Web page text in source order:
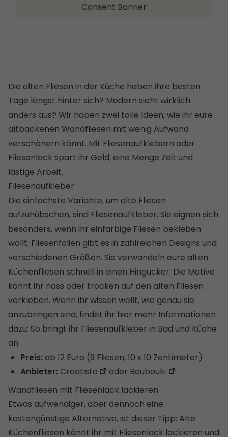
Consent Banner
Die alten Fliesen in der Küche haben ihre besten
Tage längst hinter sich? Modern sieht wirklich
anders aus? Wir haben zwei tolle Ideen, wie ihr eure
altbackenen Wandfliesen mit wenig Aufwand
verschönern könnt. Mit Fliesenaufklebern oder
Fliesenlack spart ihr Geld, eine Menge Zeit und
lästige Arbeit.
Fliesenaufkleber
Die einfachste Variante, um alte Fliesen
aufzuhübschen, sind Fliesenaufkleber. Sie eignen sich
besonders, wenn ihr einfarbige Fliesen bekleben
wollt. Fliesenfolien gibt es in zahlreichen Designs und
verschiedenen Größen. Sie verwandeln eure alten
Küchenfliesen schnell in einen Hingucker. Die Motive
könnt ihr nass oder trocken auf den alten Fliesen
verkleben. Wenn ihr wissen wollt, wie genau sie
anzubringen sind, findet ihr hier mehr Informationen
dazu: So bringt ihr Fliesenaufkleber in Bad und Küche
an.
Preis: ab 12 Euro (9 Fliesen, 10 x 10 Zentimeter)
Anbieter: Creatisto oder Boubouki
Wandfliesen mit Fliesenlack lackieren
Etwas aufwendiger, aber dennoch eine
kostengünstige Alternative, ist dieser Tipp: Alte
Küchenfliesen könnt ihr mit Fliesenlack lackieren und